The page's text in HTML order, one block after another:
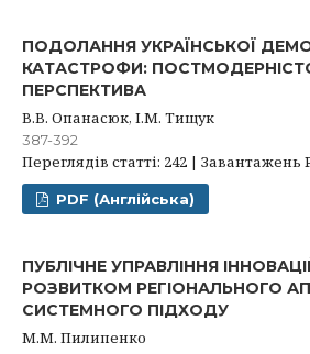
ПОДОЛАННЯ УКРАЇНСЬКОЇ
КАТАСТРОФИ:
ПЕРСПЕКТИВА
В.В. Опанасюк, І.М. Тищук
387-392
Переглядів статті: 242 | Завантажень
PDF (Англійська)
ПУБЛІЧНЕ УПРАВЛІННЯ
РОЗВИТКОМ РЕГІОНАЛЬНОГО
СИСТЕМНОГО ПІДХОДУ
М.М. Пилипенко